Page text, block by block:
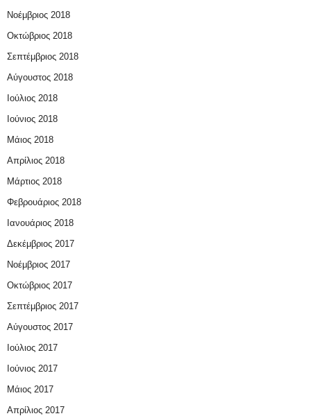
Νοέμβριος 2018
Οκτώβριος 2018
Σεπτέμβριος 2018
Αύγουστος 2018
Ιούλιος 2018
Ιούνιος 2018
Μάιος 2018
Απρίλιος 2018
Μάρτιος 2018
Φεβρουάριος 2018
Ιανουάριος 2018
Δεκέμβριος 2017
Νοέμβριος 2017
Οκτώβριος 2017
Σεπτέμβριος 2017
Αύγουστος 2017
Ιούλιος 2017
Ιούνιος 2017
Μάιος 2017
Απρίλιος 2017